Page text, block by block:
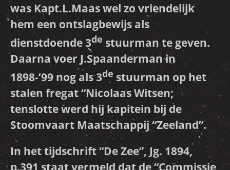
was Kapt.L.Maas wel zo vriendelijk
hem een ontslagbewijs als
dienstdoende 3de stuurman te geven.
Daarna voer J.Spaanderman in
1898-’99 nog als 3de stuurman op het
stalen fregat “Nicolaas Witsen;
tenslotte werd hij kapitein bij de
Stoomvaart Maatschappij “Zeeland”.
In het tijdschrift “De Zee”, Jg. 1894,
p.391 staat vermeld dat de “Commissie